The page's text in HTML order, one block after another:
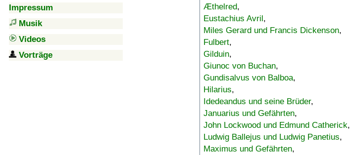
Impressum
Musik
Videos
Vorträge
Æthelred,
Eustachius Avril,
Miles Gerard und Francis Dickenson,
Fulbert,
Gilduin,
Giunoc von Buchan,
Gundisalvus von Balboa,
Hilarius,
Idedeandus und seine Brüder,
Januarius und Gefährten,
John Lockwood und Edmund Catherick,
Ludwig Ballejus und Ludwig Panetius,
Maximus und Gefährten,